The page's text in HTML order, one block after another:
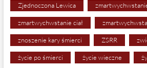
Zjednoczona Lewica
zmartwychwstanie ciał
znoszenie kary śmierci ZSRR
życie po śmierci życie wieczne